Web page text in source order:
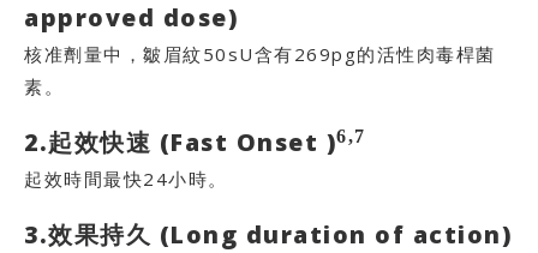
approved dose)
核准劑量中，皺眉紋50sU含有269pg的活性肉毒桿菌
素。
2.起效快速 (Fast Onset )6,7
起效時間最快24小時。
3.效果持久 (Long duration of action)